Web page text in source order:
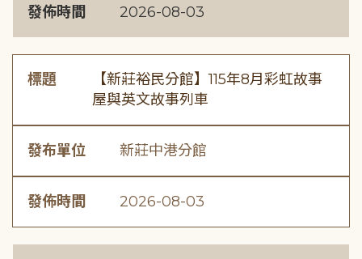
發佈時間 2026-08-03
標題
【新莊裕民分館】115年8月彩虹故事
屋與英文故事列車
發布單位 新莊中港分館
發佈時間 2026-08-03